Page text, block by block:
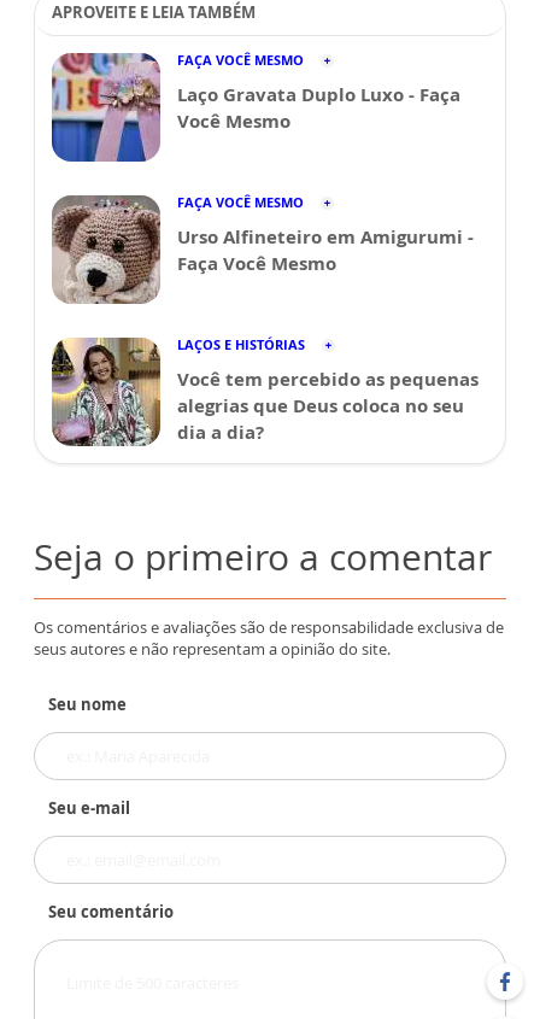
APROVEITE E LEIA TAMBÉM
FAÇA VOCÊ MESMO
Laço Gravata Duplo Luxo - Faça
Você Mesmo
FAÇA VOCÊ MESMO
Urso Alfineteiro em Amigurumi -
Faça Você Mesmo
LAÇOS E HISTÓRIAS
Você tem percebido as pequenas
alegrias que Deus coloca no seu
dia a dia?
Seja o primeiro a comentar
Os comentários e avaliações são de responsabilidade exclusiva de
seus autores e não representam a opinião do site.
Seu nome
Seu e-mail
Seu comentário